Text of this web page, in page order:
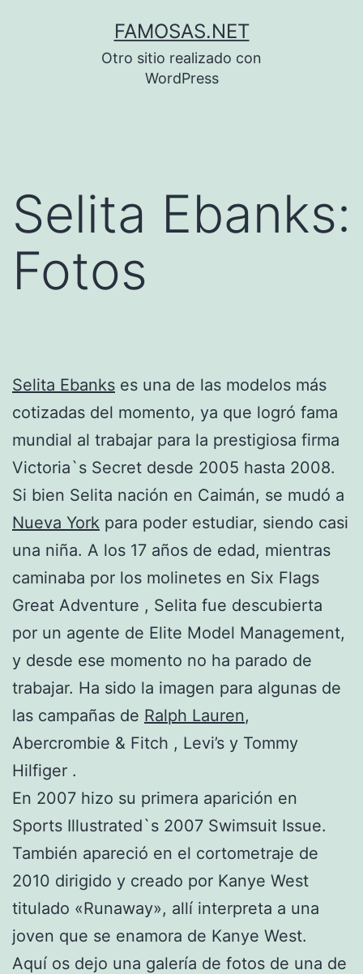
FAMOSAS.NET
Otro sitio realizado con
WordPress
Selita Ebanks:
Fotos
Selita Ebanks es una de las modelos más
cotizadas del momento, ya que logró fama
mundial al trabajar para la prestigiosa firma
Victoria`s Secret desde 2005 hasta 2008.
Si bien Selita nación en Caimán, se mudó a
Nueva York para poder estudiar, siendo casi
una niña. A los 17 años de edad, mientras
caminaba por los molinetes en Six Flags
Great Adventure , Selita fue descubierta
por un agente de Elite Model Management,
y desde ese momento no ha parado de
trabajar. Ha sido la imagen para algunas de
las campañas de Ralph Lauren,
Abercrombie & Fitch , Levi’s y Tommy
Hilfiger .
En 2007 hizo su primera aparición en
Sports Illustrated`s 2007 Swimsuit Issue.
También apareció en el cortometraje de
2010 dirigido y creado por Kanye West
titulado «Runaway», allí interpreta a una
joven que se enamora de Kanye West.
Aquí os dejo una galería de fotos de una de